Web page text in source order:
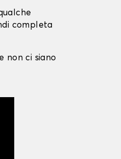
completa
non ci siano